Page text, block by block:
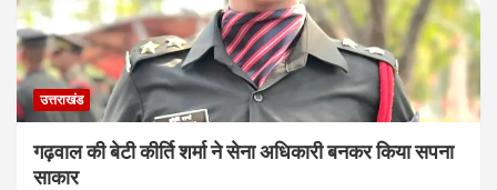
उत्तराखंड
गढ़वाल की बेटी कीर्ति शर्मा ने सेना अधिकारी बनकर किया सपना
साकार